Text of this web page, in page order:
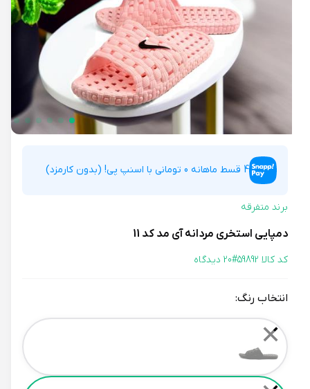
4 قسط ماهانه 0 تومانی با اسنپ پی! (بدون کارمزد)
برند متفرقه
دمپایی استخری مردانه آی مد کد 11
کد کالا 59892# 20 دیدگاه
انتخاب رنگ:
Color
✕